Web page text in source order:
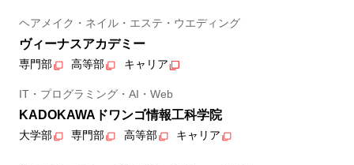
ヘアメイク・ネイル・エステ・ウエディング
ヴィーナスアカデミー
専門部 高等部 キャリア
IT・プログラミング・AI・Web
KADOKAWAドワンゴ情報工科学院
大学部 専門部 高等部 キャリア